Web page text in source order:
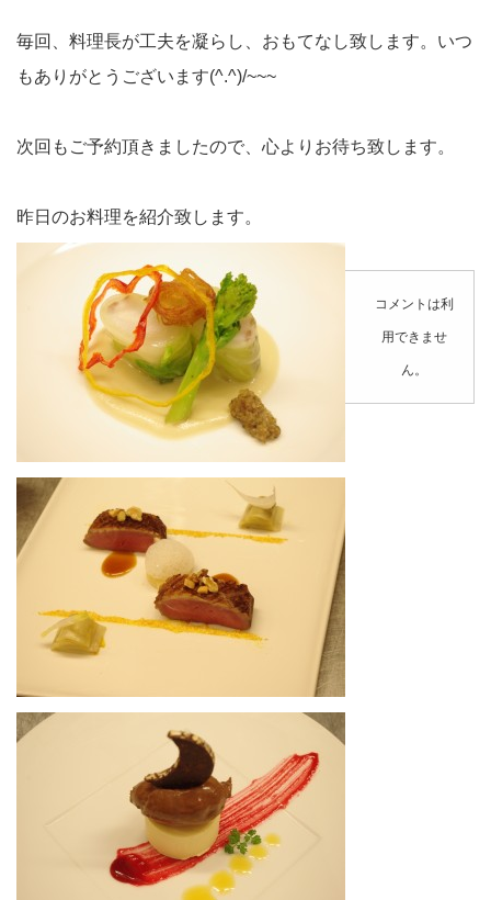
毎回、料理長が工夫を凝らし、おもてなし致します。いつ
もありがとうございます(^.^)/~~~
次回もご予約頂きましたので、心よりお待ち致します。
昨日のお料理を紹介致します。
コメントは利
用できませ
ん。